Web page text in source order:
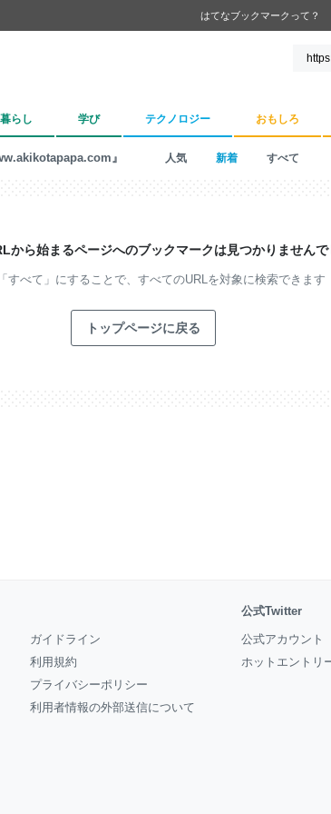
はてなブックマークって？
暮らし 学び テクノロジー おもしろ
』 人気 新着 すべて
から始まるページへのブックマークは見つかりませんで
すべて」にすることで、 すべてのURLを対象に検索できます
トップページに戻る
ガイドライン
利用規約
プライバシーポリシー
利用者情報の外部送信について
公式Twitter
公式アカウント
ホットエントリ